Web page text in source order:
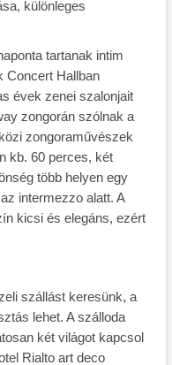
különleges
tartanak intim
Concert Hallban
évek zenei szalonjait
zongorán szólnak a
zongoraművészek
kb. 60 perces, két
több helyen egy
intermezzo alatt. A
kicsi és elegáns, ezért
szállást keresünk, a
lehet. A szálloda
két világot kapcsol
Rialto art deco